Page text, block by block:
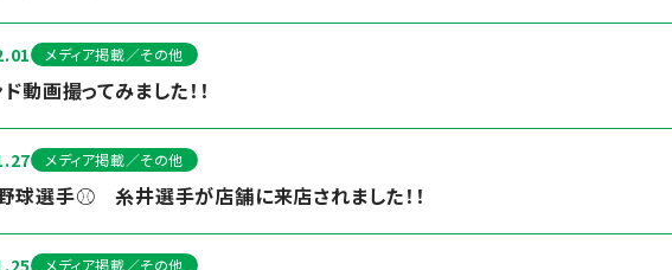
メディア掲載／その他
動画撮ってみました！！
メディア掲載／その他
球選手⚾️ 糸井選手が店舗に来店されました！！
メディア掲載／その他